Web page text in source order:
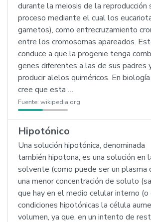
durante la meiosis de la reproducción
proceso mediante el cual los
gametos), como entrecruzamiento
entre los cromosomas apareados.
conduce a que la progenie tenga
genes diferentes a las de sus padres
producir alelos quiméricos. En
cree que esta …
Fuente: wikipedia.org
Hipotónico
Una solución hipotónica, denominada
también hipotona, es una solución en
solvente (como puede ser un plasma
una menor concentración de soluto
que hay en el medio celular interno (o
condiciones hipotónicas la célula
volumen, ya que, en un intento de